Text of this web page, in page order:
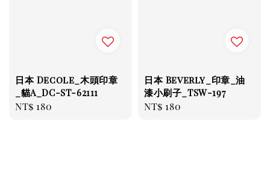
日本 Decole_木頭印章
_貓A_DC-ST-62111
Regular
NT$ 180
日本 Beverly_印章_油
漆小刷子_TSW-197
Regular
NT$ 180